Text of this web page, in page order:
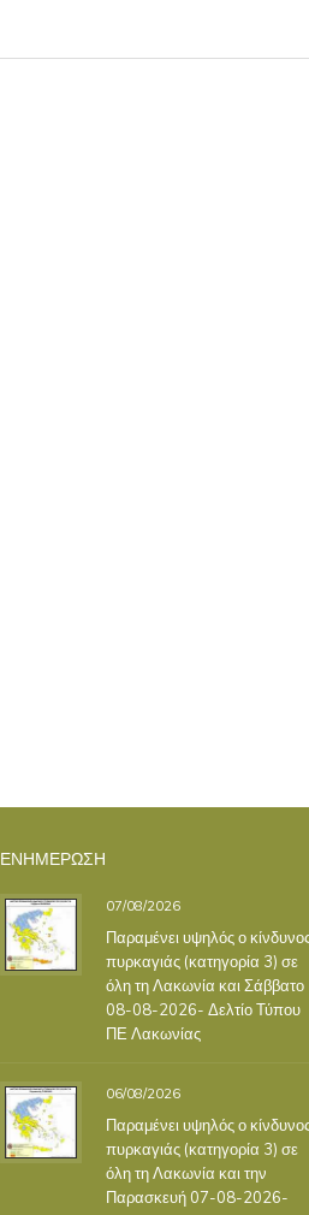
ΕΝΗΜΕΡΩΣΗ
07/08/2026
Παραμένει υψηλός ο
πυρκαγιάς (κατηγορία 3) σε
όλη τη Λακωνία και Σάββατο
08-08-2026- Δελτίο Τύπου
ΠΕ Λακωνίας
06/08/2026
Παραμένει υψηλός ο
πυρκαγιάς (κατηγορία 3) σε
όλη τη Λακωνία και την
Παρασκευή 07-08-2026-